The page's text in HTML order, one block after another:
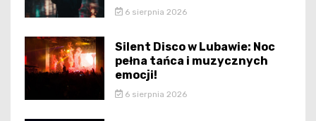
6 sierpnia 2026
Silent Disco w Lubawie: Noc
pełna tańca i muzycznych
emocji!
6 sierpnia 2026